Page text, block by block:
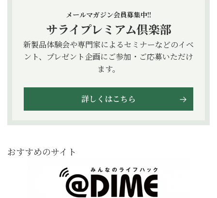
メールマガジン会員募集中!!
サライプレミアム倶楽部
新製品体験会や専門家によるセミナーなどのイベ
ント、プレゼント企画にご参加・ご応募いただけ
ます。
詳しくはこちら
おすすめのサイト